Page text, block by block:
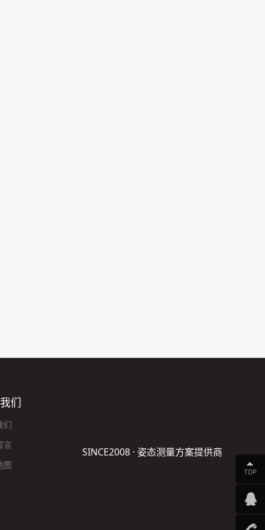
们
们
言
图
SINCE2008 · 姿态测量方案提供商